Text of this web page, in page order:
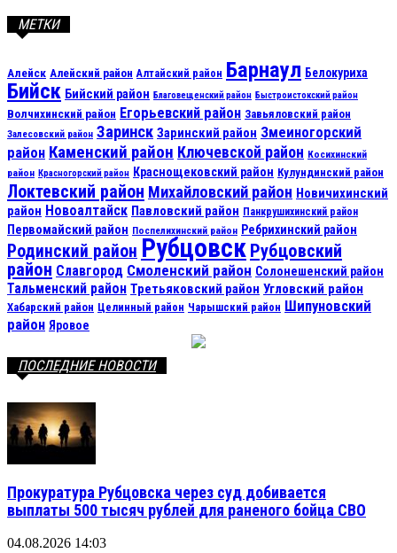
МЕТКИ
Алейск Алейский район Алтайский район Барнаул Белокуриха
Бийск Бийский район Благовещенский район Быстроистокский район
Волчихинский район Егорьевский район Завьяловский район
Залесовский район Заринск Заринский район Змеиногорский
район Каменский район Ключевской район Косихинский
район Красногорский район Краснощековский район Кулундинский район
Локтевский район Михайловский район Новичихинский
район Новоалтайск Павловский район Панкрушихинский район
Первомайский район Поспелихинский район Ребрихинский район
Родинский район Рубцовск Рубцовский
район Славгород Смоленский район Солонешенский район
Тальменский район Третьяковский район Угловский район
Хабарский район Целинный район Чарышский район Шипуновский
район Яровое
ПОСЛЕДНИЕ НОВОСТИ
Прокуратура Рубцовска через суд добивается
выплаты 500 тысяч рублей для раненого бойца СВО
04.08.2026 14:03